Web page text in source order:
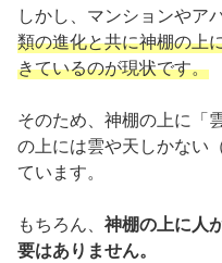
しかし、マンションやア
類の進化と共に神棚の上
きているのが現状です。
そのため、神棚の上に「
の上には雲や天しかない
ています。
もちろん、 神棚の上に人
要はありません。